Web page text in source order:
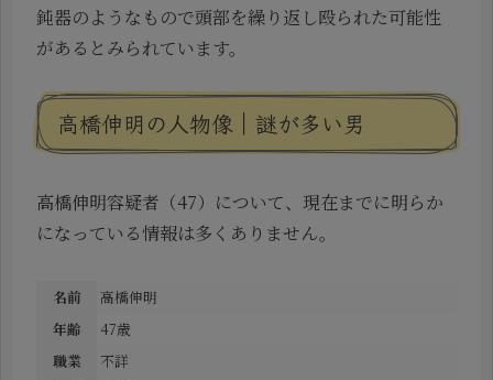
鈍器のようなもので頭部を繰り返し殴られた可能性
があるとみられています。
高橋伸明の人物像｜謎が多い男
高橋伸明容疑者（47）について、現在までに明らか
になっている情報は多くありません。
名前
高橋伸明
年齢
47歳
職業
不詳